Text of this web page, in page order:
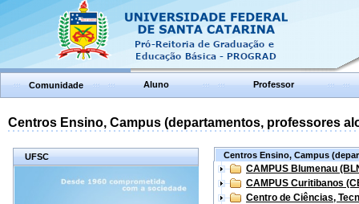
Comunidade Aluno Professor
Centros Ensino, Campus (departamentos, professores
UFSC Centros Ensino, Campus
CAMPUS Blumenau
CAMPUS Curitibanos
Centro de Ciências,